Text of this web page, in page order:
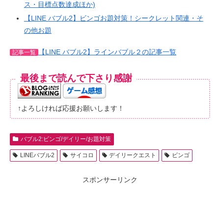
ス・目標点数達成ほか)
【LINE バブル2】ビンゴお題対策！シークレット関連・そ
の他お題
記事一覧 【LINE バブル2】ラインバブル２の記事一覧
最後まで読んで下さり感謝
↑よろしければ応援お願いします！
バブル2:ビンゴ/デイリー/お題対策
LINEバブル2 サイコロ デイリークエスト ビンゴ
スポンサーリンク